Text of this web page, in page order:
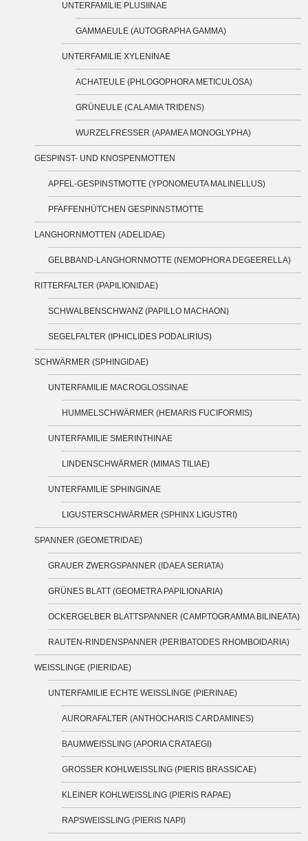
UNTERFAMILIE PLUSIINAE
GAMMAEULE (AUTOGRAPHA GAMMA)
UNTERFAMILIE XYLENINAE
ACHATEULE (PHLOGOPHORA METICULOSA)
GRÜNEULE (CALAMIA TRIDENS)
WURZELFRESSER (APAMEA MONOGLYPHA)
GESPINST- UND KNOSPENMOTTEN
APFEL-GESPINSTMOTTE (YPONOMEUTA MALINELLUS)
PFAFFENHÜTCHEN GESPINNSTMOTTE
LANGHORNMOTTEN (ADELIDAE)
GELBBAND-LANGHORNMOTTE (NEMOPHORA DEGEERELLA)
RITTERFALTER (PAPILIONIDAE)
SCHWALBENSCHWANZ (PAPILLO MACHAON)
SEGELFALTER (IPHICLIDES PODALIRIUS)
SCHWÄRMER (SPHINGIDAE)
UNTERFAMILIE MACROGLOSSINAE
HUMMELSCHWÄRMER (HEMARIS FUCIFORMIS)
UNTERFAMILIE SMERINTHINAE
LINDENSCHWÄRMER (MIMAS TILIAE)
UNTERFAMILIE SPHINGINAE
LIGUSTERSCHWÄRMER (SPHINX LIGUSTRI)
SPANNER (GEOMETRIDAE)
GRAUER ZWERGSPANNER (IDAEA SERIATA)
GRÜNES BLATT (GEOMETRA PAPILIONARIA)
OCKERGELBER BLATTSPANNER (CAMPTOGRAMMA BILINEATA)
RAUTEN-RINDENSPANNER (PERIBATODES RHOMBOIDARIA)
WEISSLINGE (PIERIDAE)
UNTERFAMILIE ECHTE WEISSLINGE (PIERINAE)
AURORAFALTER (ANTHOCHARIS CARDAMINES)
BAUMWEISSLING (APORIA CRATAEGI)
GROSSER KOHLWEISSLING (PIERIS BRASSICAE)
KLEINER KOHLWEISSLING (PIERIS RAPAE)
RAPSWEISSLING (PIERIS NAPI)